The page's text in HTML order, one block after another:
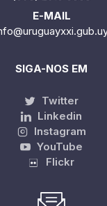
E-MAIL
SIGA-NOS EM
Twitter
Linkedin
Instagram
YouTube
Flickr